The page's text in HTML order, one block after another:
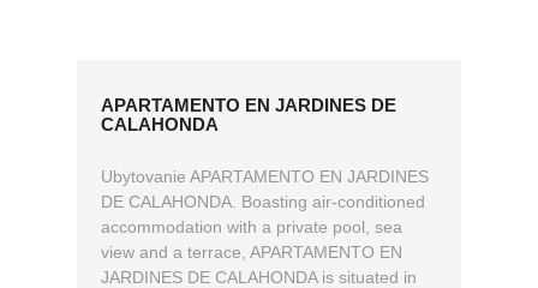
APARTAMENTO EN JARDINES DE
CALAHONDA
Ubytovanie APARTAMENTO EN JARDINES
DE CALAHONDA. Boasting air-conditioned
accommodation with a private pool, sea
view and a terrace, APARTAMENTO EN
JARDINES DE CALAHONDA is situated in